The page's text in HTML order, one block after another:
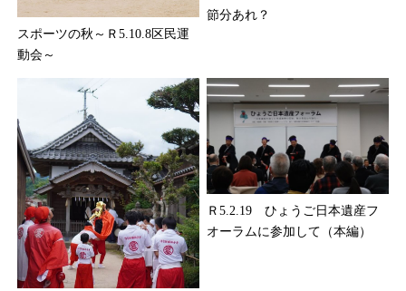
スポーツの秋～Ｒ5.10.8区民運
動会～
節分あれ？
Ｒ5.2.19 ひょうご日本遺産フ
オーラムに参加して（本編）